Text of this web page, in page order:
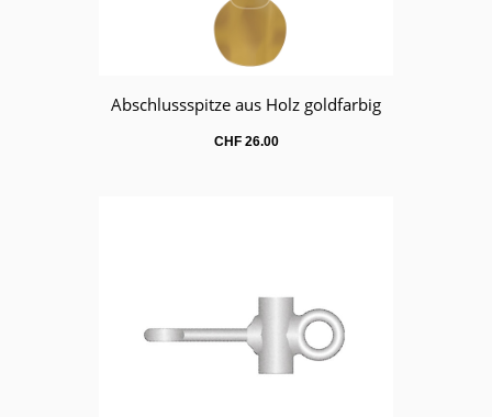
Warenkorb
Abschlussspitze aus Holz goldfarbig
CHF26.00